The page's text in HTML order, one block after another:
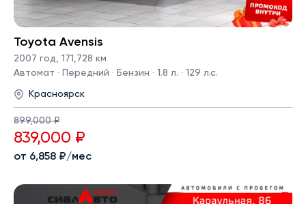
Toyota Avensis
2007 год, 171,728 км
Автомат · Передний · Бензин · 1.8 л. · 129 л.с.
Красноярск
899,000 ₽
839,000 ₽
от 6,858 ₽/мес